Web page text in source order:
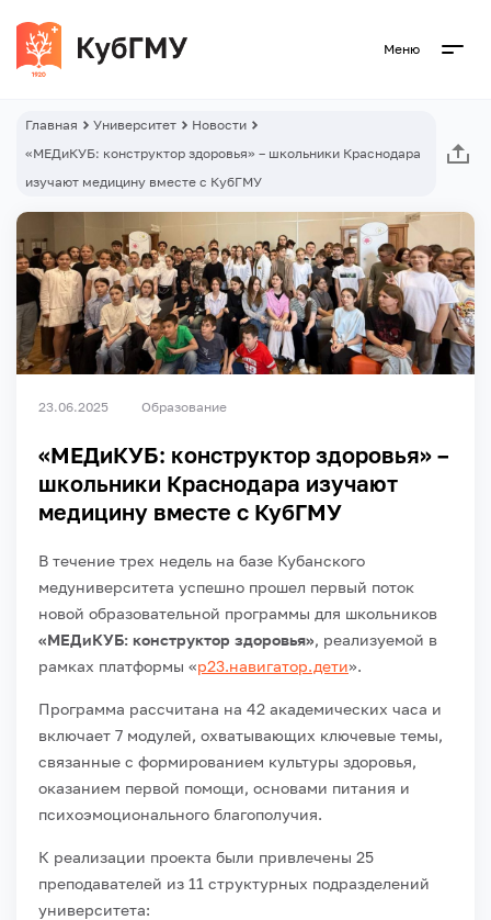
Меню
Главная Университет
Новости
«МЕДиКУБ: конструктор здоровья» – школьники Краснодара
изучают медицину вместе с КубГМУ
23.06.2025 Образование
«МЕДиКУБ: конструктор здоровья» –
школьники Краснодара изучают
медицину вместе с КубГМУ
В течение трех недель на базе Кубанского
медуниверситета успешно прошел первый поток
новой образовательной программы для школьников
«МЕДиКУБ: конструктор здоровья», реализуемой в
рамках платформы «р23.навигатор.дети».
Программа рассчитана на 42 академических часа и
включает 7 модулей, охватывающих ключевые темы,
связанные с формированием культуры здоровья,
оказанием первой помощи, основами питания и
психоэмоционального благополучия.
К реализации проекта были привлечены 25
преподавателей из 11 структурных подразделений
университета: